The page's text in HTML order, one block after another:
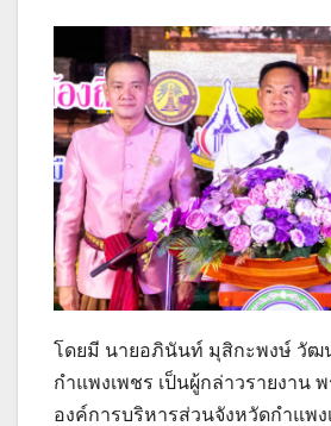
โดยมี นายอภินันท์ มุสิกะพงษ์ วัฒ
กำแพงเพชร เป็นผู้กล่าวรายงาน
องค์การบริหารส่วนจังหวัดกำแพง